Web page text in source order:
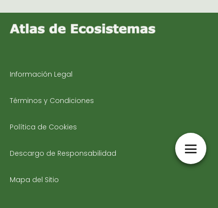
Información Legal
Términos y Condiciones
Política de Cookies
Descargo de Responsabilidad
Mapa del Sitio